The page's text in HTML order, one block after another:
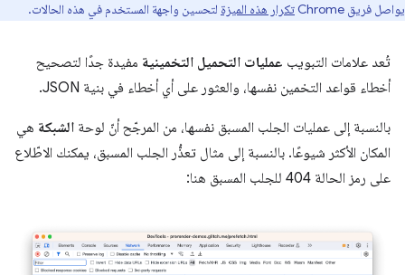
يواصل فريق Chrome تكرار هذه الميزة لتحسين واجهة المستخدم في هذه الحالات.
تُعد علامات التبويب عمليات التحميل التخمينية مفيدة جدًا لتصحيح
أخطاء قواعد التخمين نفسها، والعثور على أي أخطاء في بنية JSON.
بالنسبة إلى عمليات الجلب المسبق نفسها، من المرجّح أنّ لوحة الشبكة هي
المكان الأكثر شيوعًا. بالنسبة إلى مثال تعذُّر الجلب المسبق، يمكنك الاطّلاع
على رمز الحالة 404 للجلب المسبق هنا: